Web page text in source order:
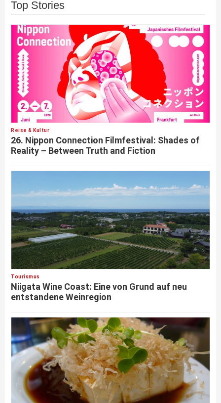
Top Stories
Reise & Kultur
26. Nippon Connection Filmfestival: Shades of
Reality – Between Truth and Fiction
Tourismus
Niigata Wine Coast: Eine von Grund auf neu
entstandene Weinregion